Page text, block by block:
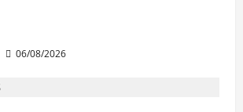
06/08/2026
Financement